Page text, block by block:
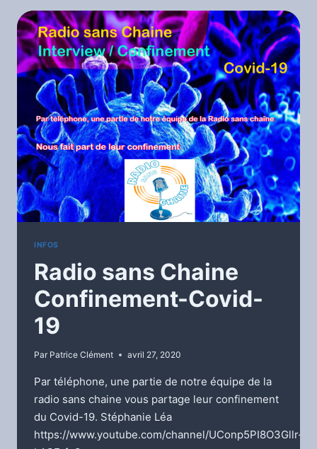
SERVETTE
INFOS
Radio sans Chaine
Confinement-Covid-
19
Par Patrice Clément avril 27, 2020
Par téléphone, une partie de notre équipe de la
radio sans chaine vous partage leur confinement
du Covid-19. Stéphanie Léa
https://www.youtube.com/channel/UConp5PI8O3Gllr-